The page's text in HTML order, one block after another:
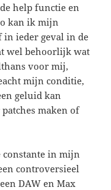
help functie en
kan ik mijn
in ieder geval in de
wel behoorlijk wat
voor mij,
mijn conditie,
geluid kan
maken of
constante in mijn
controversieel
DAW en Max